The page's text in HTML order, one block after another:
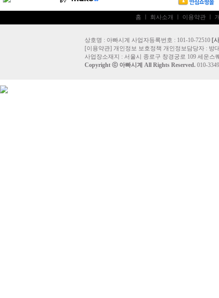
홈 회사소개 이용약관
상호명 : 아빠시계 사업자등록번호 : 101-10-72510 [
[이용약관] 개인정보 보호정책 개인정보담당자 : 방
사업장소재지 : 서울시 종로구 창경궁로 109 세운스
Copyright ⓒ 아빠시계 All Rights Reserved. 010-